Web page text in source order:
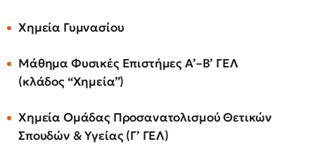
Χημεία Γυμνασίου
Μάθημα Φυσικές Επιστήμες Α’–Β’ ΓΕΛ
(κλάδος “Χημεία”)
Χημεία Ομάδας Προσανατολισμού Θετικών
Σπουδών & Υγείας (Γ’ ΓΕΛ)